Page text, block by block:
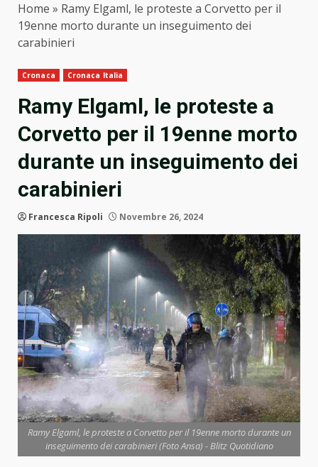
Home » Ramy Elgaml, le proteste a Corvetto per il
19enne morto durante un inseguimento dei
carabinieri
Cronaca Cronaca Italia
Ramy Elgaml, le proteste a
Corvetto per il 19enne morto
durante un inseguimento dei
carabinieri
Francesca Ripoli Novembre 26, 2024
Ramy Elgaml, le proteste a Corvetto per il 19enne morto durante un
inseguimento dei carabinieri (Foto Ansa) - Blitz Quotidiano